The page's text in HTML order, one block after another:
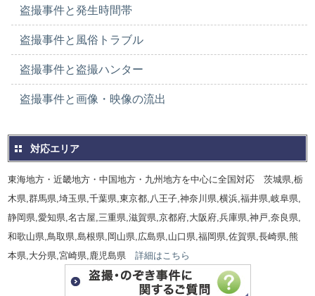
盗撮事件と発生時間帯
盗撮事件と風俗トラブル
盗撮事件と盗撮ハンター
盗撮事件と画像・映像の流出
対応エリア
東海地方・近畿地方・中国地方・九州地方を中心に全国対応 茨城県,栃
木県,群馬県,埼玉県,千葉県,東京都,八王子,神奈川県,横浜,福井県,岐阜県,
静岡県,愛知県,名古屋,三重県,滋賀県,京都府,大阪府,兵庫県,神戸,奈良県,
和歌山県,鳥取県,島根県,岡山県,広島県,山口県,福岡県,佐賀県,長崎県,熊
本県,大分県,宮崎県,鹿児島県詳細はこちら